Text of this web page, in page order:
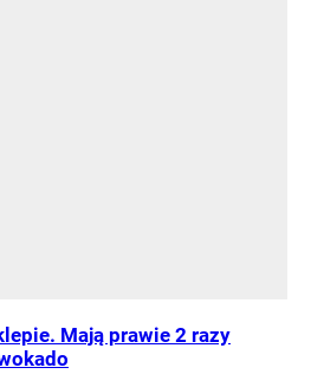
Mają prawie 2 razy